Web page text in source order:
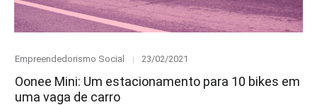
Category
Empreendedorismo Social
Posted
23/02/2021
Oonee Mini: Um estacionamento para 10 bikes em
uma vaga de carro